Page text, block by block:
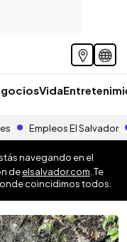
Vida
Empleos El Salvador
navegando en el
deelsalvador.com . Te
coincidimos todos.